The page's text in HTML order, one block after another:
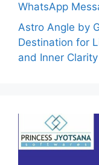
WhatsApp
Astro Angle by
Destination for
and Inner Clarity